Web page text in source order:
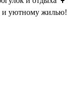
и уютному жилью!